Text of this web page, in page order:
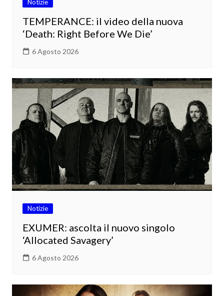
Notizie
TEMPERANCE: il video della nuova
‘Death: Right Before We Die’
6 Agosto 2026
Notizie
EXUMER: ascolta il nuovo singolo
‘Allocated Savagery’
6 Agosto 2026